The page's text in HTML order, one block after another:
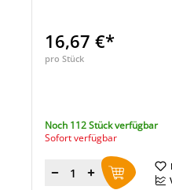
16,67 €*
pro Stück
Noch 112 Stück verfügbar
Sofort verfügbar
Menge